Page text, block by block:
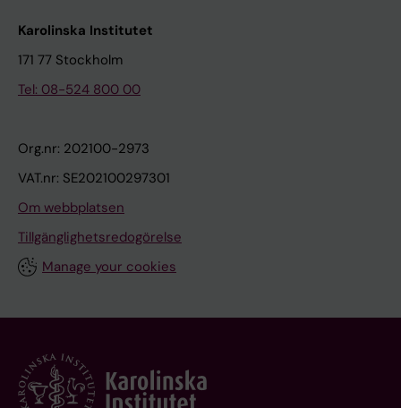
Karolinska Institutet
171 77 Stockholm
Tel: 08-524 800 00
Org.nr: 202100-2973
VAT.nr: SE202100297301
Om webbplatsen
Tillgänglighetsredogörelse
Manage your cookies